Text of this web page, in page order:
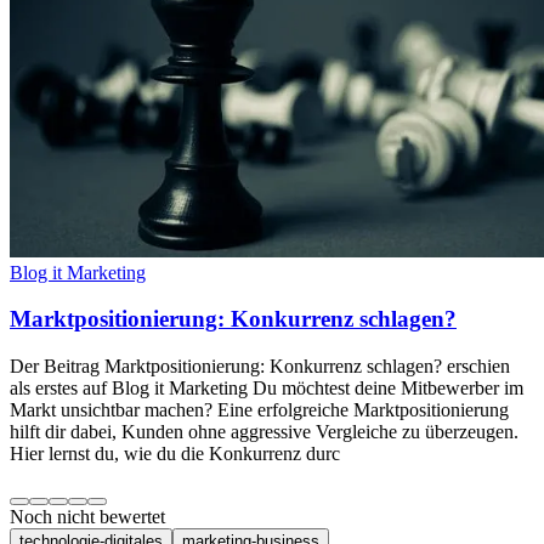
Blog it Marketing
Marktpositionierung: Konkurrenz schlagen?
Der Beitrag Marktpositionierung: Konkurrenz schlagen? erschien
als erstes auf Blog it Marketing Du möchtest deine Mitbewerber im
Markt unsichtbar machen? Eine erfolgreiche Marktpositionierung
hilft dir dabei, Kunden ohne aggressive Vergleiche zu überzeugen.
Hier lernst du, wie du die Konkurrenz durc
Noch nicht bewertet